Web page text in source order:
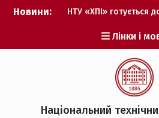
Перейти
Новини:
НТУ «ХПІ» готується
Музичні таланти ХПІ
запрошуються на
Всеукраїнський
фестиваль «Червона
рута – 2027»
ХПІ уклав угоду про
партнерство з
Лінки і
Національний